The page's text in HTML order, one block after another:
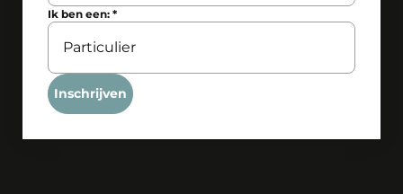
Ik ben een:*
Inschrijven